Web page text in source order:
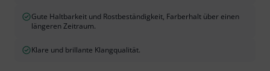
Gute Haltbarkeit und Rostbeständigkeit, Farberhalt über einen
längeren Zeitraum.
Klare und brillante Klangqualität.